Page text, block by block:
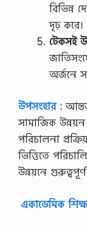
বিভিন্ন
দৃঢ় করে।
টেকসই
অর্জনে
উপসংহার :
সামাজিক
পরিচালনা
ভিত্তিতে
উন্নয়নে
একাডেমিক